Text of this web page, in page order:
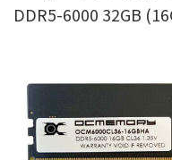
DDR5-6000 32GB